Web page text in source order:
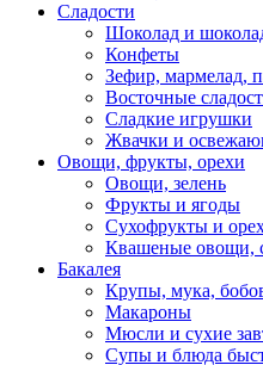
Сладости
Шоколад и
Конфеты
Зефир, мармелад,
Восточные
Сладкие игрушки
Жвачки и
Овощи, фрукты, орехи
Овощи, зелень
Фрукты и ягоды
Сухофрукты и
Квашеные овощи,
Бакалея
Крупы, мука,
Макароны
Мюсли и сухие
Супы и блюда